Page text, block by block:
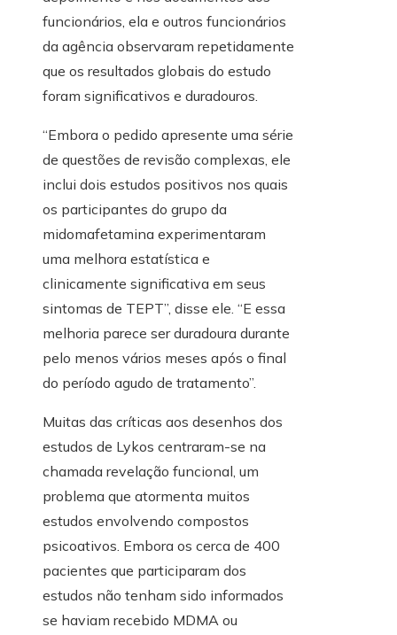
funcionários, ela e outros funcionários
da agência observaram repetidamente
que os resultados globais do estudo
foram significativos e duradouros.
“Embora o pedido apresente uma série
de questões de revisão complexas, ele
inclui dois estudos positivos nos quais
os participantes do grupo da
midomafetamina experimentaram
uma melhora estatística e
clinicamente significativa em seus
sintomas de TEPT”, disse ele. “E essa
melhoria parece ser duradoura durante
pelo menos vários meses após o final
do período agudo de tratamento”.
Muitas das críticas aos desenhos dos
estudos de Lykos centraram-se na
chamada revelação funcional, um
problema que atormenta muitos
estudos envolvendo compostos
psicoativos. Embora os cerca de 400
pacientes que participaram dos
estudos não tenham sido informados
se haviam recebido MDMA ou